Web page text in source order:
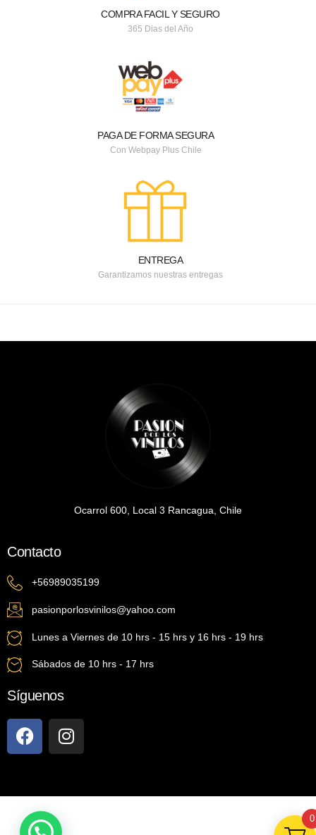
COMPRA FACIL Y SEGURO
365 Dias del Año
PAGA DE FORMA SEGURA
Con Webpay Plus Chile
ENTREGA
Garantizamos nuestras entregas
Ocarrol 600, Local 3 Rancagua, Chile
Contacto
+56989035199
pasionporlosvinilos@yahoo.com
Lunes a Viernes de 10 hrs - 15 hrs y 16 hrs - 19 hrs
Sábados de 10 hrs - 17 hrs
Síguenos
0